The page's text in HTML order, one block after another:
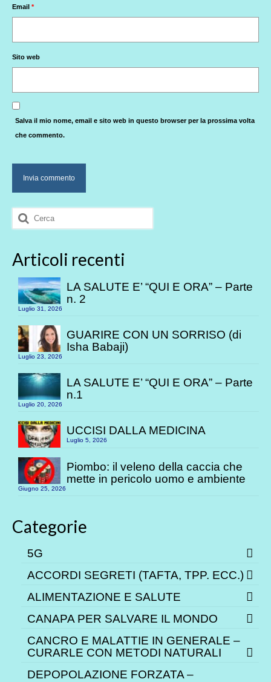
Email *
Sito web
Salva il mio nome, email e sito web in questo browser per la prossima volta
che commento.
Cerca:
Articoli recenti
LA SALUTE E’ “QUI E ORA” – Parte
n. 2
Luglio 31, 2026
GUARIRE CON UN SORRISO (di
Isha Babaji)
Luglio 23, 2026
LA SALUTE E’ “QUI E ORA” – Parte
n.1
Luglio 20, 2026
UCCISI DALLA MEDICINA
Luglio 5, 2026
Piombo: il veleno della caccia che
mette in pericolo uomo e ambiente
Giugno 25, 2026
Categorie
5G
ACCORDI SEGRETI (TAFTA, TPP. ECC.)
ALIMENTAZIONE E SALUTE
CANAPA PER SALVARE IL MONDO
CANCRO E MALATTIE IN GENERALE –
CURARLE CON METODI NATURALI
DEPOPOLAZIONE FORZATA –